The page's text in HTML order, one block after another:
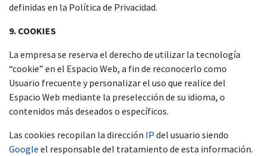
definidas en la Política de Privacidad.
9. COOKIES
La empresa se reserva el derecho de utilizar la tecnología
“cookie” en el Espacio Web, a fin de reconocerlo como
Usuario frecuente y personalizar el uso que realice del
Espacio Web mediante la preselección de su idioma, o
contenidos más deseados o específicos.
Las cookies recopilan la dirección IP del usuario siendo
Google el responsable del tratamiento de esta información.